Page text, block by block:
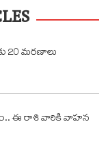
20 మరణాలు
ఈ రాశి వారికి వాహ‌న